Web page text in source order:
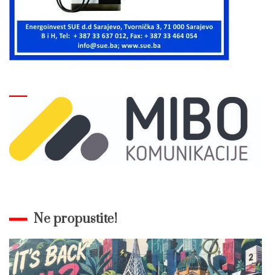
Ne propustite!